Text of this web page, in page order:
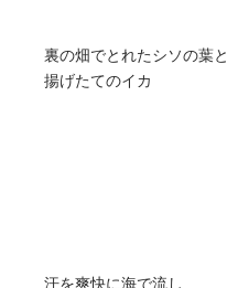
裏の畑でとれたシソの葉と
揚げたてのイカ
汗を爽快に海で流し